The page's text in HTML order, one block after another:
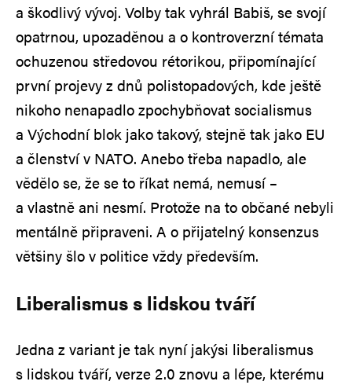
a škodlivý vývoj. Volby tak vyhrál Babiš, se svojí
opatrnou, upozaděnou a o kontroverzní témata
ochuzenou středovou rétorikou, připomínající
první projevy z dnů polistopadových, kde ještě
nikoho nenapadlo zpochybňovat socialismus
a Východní blok jako takový, stejně tak jako EU
a členství v NATO. Anebo třeba napadlo, ale
vědělo se, že se to říkat nemá, nemusí –
a vlastně ani nesmí. Protože na to občané nebyli
mentálně připraveni. A o přijatelný konsenzus
většiny šlo v politice vždy především.
Liberalismus s lidskou tváří
Jedna z variant je tak nyní jakýsi liberalismus
s lidskou tváří, verze 2.0 znovu a lépe, kterému